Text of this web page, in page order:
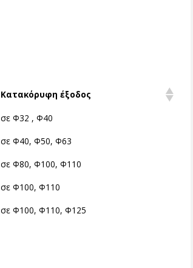
Κατακόρυφη έξοδος
σε Φ32 , Φ40
σε Φ40, Φ50, Φ63
σε Φ80, Φ100, Φ110
σε Φ100, Φ110
σε Φ100, Φ110, Φ125